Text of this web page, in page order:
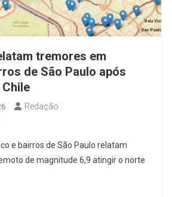
tremores em
de São Paulo após
Redação
On
Relatam
Tremores
e bairros de São Paulo relatam
de magnitude 6,9 atingir o norte